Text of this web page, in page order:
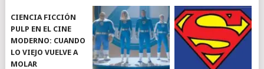
CIENCIA FICCIÓN
PULP EN EL CINE
MODERNO: CUANDO
LO VIEJO VUELVE A
MOLAR